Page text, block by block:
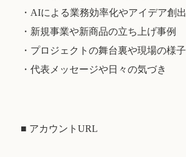
・AIによる業務効率化やアイデア創出
・新規事業や新商品の立ち上げ事例
・プロジェクトの舞台裏や現場の様子
・代表メッセージや日々の気づき
■ アカウントURL